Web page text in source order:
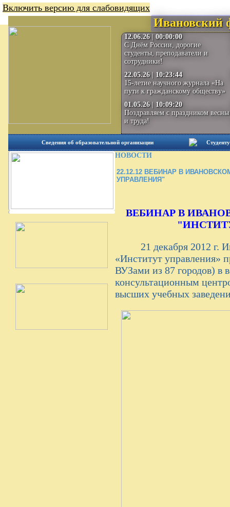
Включить версию для слабовидящих
Ивановский
12.06.26| 00:00:00
С Днём России, дорогие
студенты, преподаватели и
сотрудники!
22.05.26| 10:23:44
15-летие научного журнала «На
пути к гражданскому обществу»
01.05.26| 10:09:20
Поздравляем с праздником весны
и труда!
Сведения об образовательной организации Студенту
НОВОСТИ
22.12.12 ВЕБИНАР В
УПРАВЛЕНИЯ"
ВЕБИНАР В
21 декабря 2012 г.
«Институт управления»
ВУЗами из 87 городов) в
консультационным
высших учебных